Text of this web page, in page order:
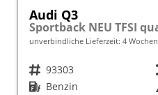
Audi Q3
unverbindliche Lieferzeit: 4 Wochen
Fahrzeugnr. 93303
Kraftstoff Benzin